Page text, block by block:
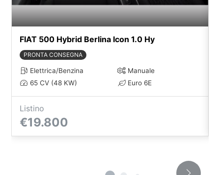
FIAT 500 Hybrid Berlina Icon 1.0 Hy
PRONTA CONSEGNA
Elettrica/Benzina
Manuale
65 CV (48 KW)
Euro 6E
Listino
€19.800